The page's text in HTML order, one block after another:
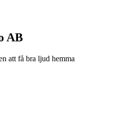
AB
att få bra ljud hemma